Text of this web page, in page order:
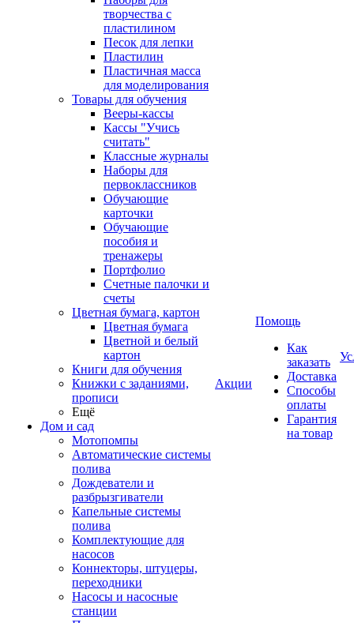
творчества с
пластилином
Песок для лепки
Пластилин
Пластичная масса
для моделирования
Товары для обучения
Вееры-кассы
Кассы "Учись
считать"
Классные журналы
Наборы для
первоклассников
Обучающие
карточки
Обучающие
пособия и
тренажеры
Портфолио
Счетные палочки и
счеты
Цветная бумага, картон
Цветная бумага
Цветной и белый
картон
Книги для обучения
Книжки с заданиями,
прописи
Ещё
Дом и сад
Мотопомпы
Автоматические системы
полива
Дождеватели и
разбрызгиватели
Капельные системы
полива
Комплектующие для
насосов
Коннекторы, штуцеры,
переходники
Насосы и насосные
станции
Акции
Помощь
Как
заказать
Доставка
Способы
оплаты
Гарантия
на товар